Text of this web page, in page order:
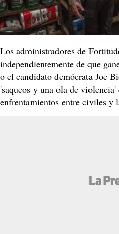
Los administradores de
independientemente de que
o el candidato demócrata Joe
'saqueos y una ola de
enfrentamientos entre civiles y